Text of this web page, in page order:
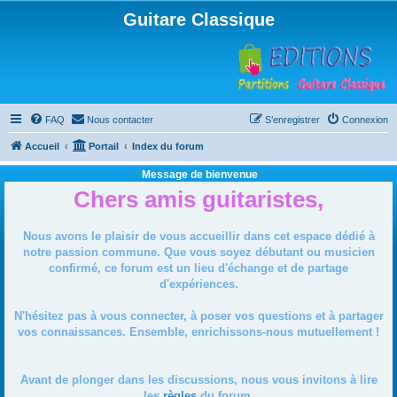
Guitare Classique
FAQ Nous contacter Connexion
S’enregistrer
Accueil Portail Index du forum
Message de bienvenue
Chers amis guitaristes,
Nous avons le plaisir de vous accueillir dans cet espace dédié à
notre passion commune. Que vous soyez débutant ou musicien
confirmé, ce forum est un lieu d'échange et de partage
d'expériences.
N'hésitez pas à vous connecter, à poser vos questions et à partager
vos connaissances. Ensemble, enrichissons-nous mutuellement !
Avant de plonger dans les discussions, nous vous invitons à lire